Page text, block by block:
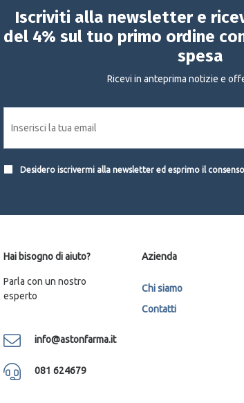
Iscriviti alla newsletter e
del 4% sul tuo primo ordine
spesa
Ricevi in anteprima notizie e
Desidero iscrivermi alla newsletter ed esprimo il
Hai bisogno di aiuto?
Parla con un nostro
esperto
info@astonfarma.it
081 624679
Azienda
Chi siamo
Contatti